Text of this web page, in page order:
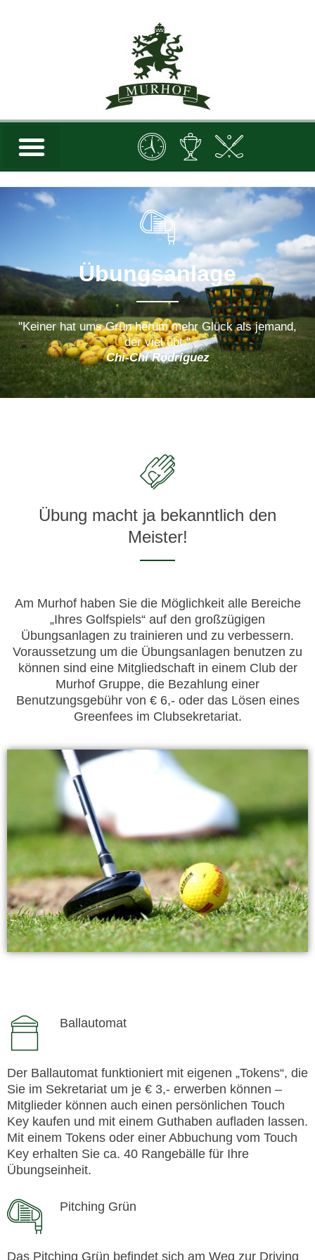
Übungsanlage
"Keiner hat ums Grün herum mehr Glück als jemand,
Chi-Chi Rodriguez
Übung macht ja bekanntlich den
Meister!
Am Murhof haben Sie die Möglichkeit alle Bereiche
„Ihres Golfspiels“ auf den großzügigen
Übungsanlagen zu trainieren und zu verbessern.
Voraussetzung um die Übungsanlagen benutzen zu
können sind eine Mitgliedschaft in einem Club der
Murhof Gruppe, die Bezahlung einer
Benutzungsgebühr von € 6,- oder das Lösen eines
Greenfees im Clubsekretariat.
Ballautomat
Der Ballautomat funktioniert mit eigenen „Tokens“, die
Sie im Sekretariat um je € 3,- erwerben können –
Mitglieder können auch einen persönlichen Touch
Key kaufen und mit einem Guthaben aufladen lassen.
Mit einem Tokens oder einer Abbuchung vom Touch
Key erhalten Sie ca. 40 Rangebälle für Ihre
Übungseinheit.
Pitching Grün
Das Pitching Grün befindet sich am Weg zur Driving